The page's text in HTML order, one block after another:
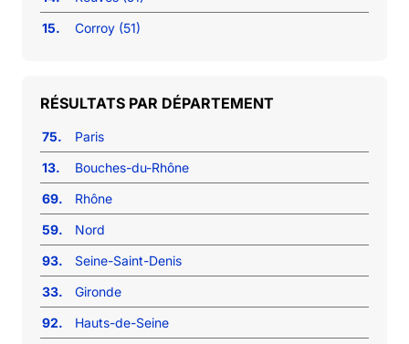
15.
Corroy (51)
RÉSULTATS PAR DÉPARTEMENT
75.
Paris
13.
Bouches-du-Rhône
69.
Rhône
59.
Nord
93.
Seine-Saint-Denis
33.
Gironde
92.
Hauts-de-Seine